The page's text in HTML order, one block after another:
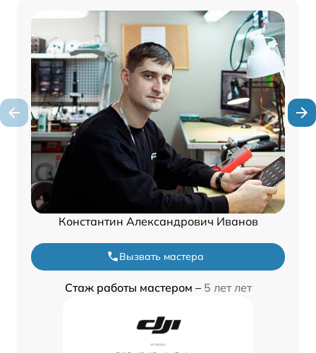
Константин Александрович Иванов
Вызвать мастера
Стаж работы мастером – 5 лет лет